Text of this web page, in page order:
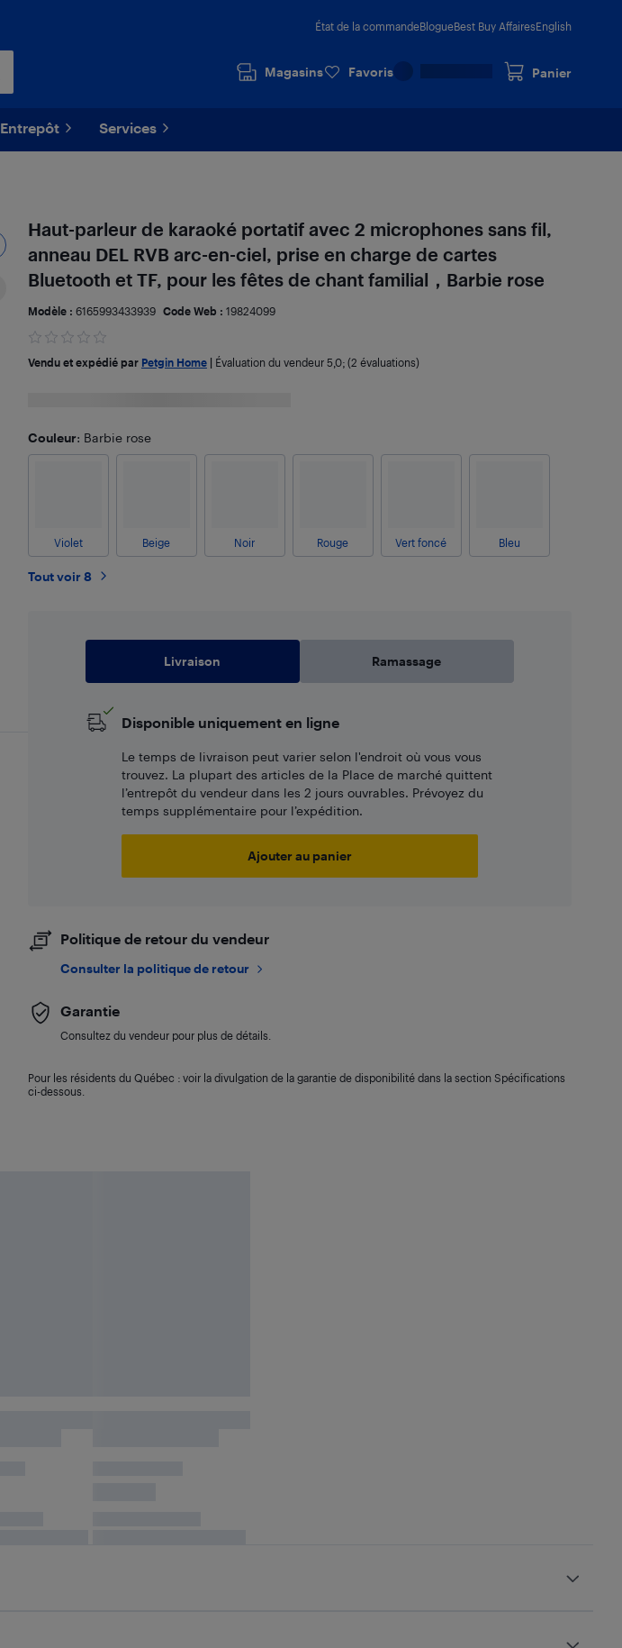
État de la commandeBlogueBest Buy AffairesEnglish
Magasins Favoris Panier
Entrepôt Services
Haut-parleur de karaoké portatif avec 2 microphones sans fil,
anneau DEL RVB arc-en-ciel, prise en charge de cartes
Bluetooth et TF, pour les fêtes de chant familial，Barbie rose
Modèle : 6165993433939 Code Web : 19824099
Vendu et expédié par Petgin Home| Évaluation du vendeur 5,0; (2 évaluations)
Couleur: Barbie rose
Violet Beige Noir Rouge Vert foncé Bleu
Tout voir 8
Livraison Ramassage
Disponible uniquement en ligne
Le temps de livraison peut varier selon l'endroit où vous vous
trouvez. La plupart des articles de la Place de marché quittent
l’entrepôt du vendeur dans les 2 jours ouvrables. Prévoyez du
temps supplémentaire pour l’expédition.
Ajouter au panier
Politique de retour du vendeur
Consulter la politique de retour
Garantie
Consultez du vendeur pour plus de détails.
Pour les résidents du Québec : voir la divulgation de la garantie de disponibilité dans la section Spécifications
ci-dessous.